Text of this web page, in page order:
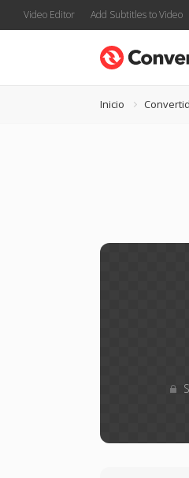
Video Editor Add Subtitles to Video
Inicio